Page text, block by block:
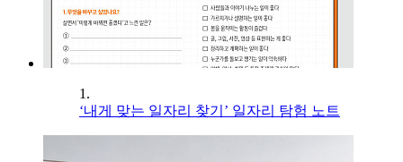
1.
‘내게 맞는 일자리 찾기’ 일자리 탐험 노트